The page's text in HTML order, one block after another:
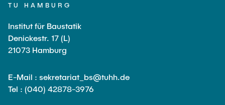
TU HAMBURG
Institut für Baustatik
Denickestr. 17 (L)
21073 Hamburg
E-Mail : sekretariat_bs@tuhh.de
Tel : (040) 42878-3976